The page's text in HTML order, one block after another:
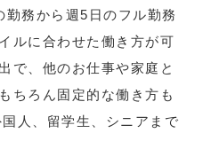
務から週5日のフル勤務
ルに合わせた働き方が可
で、他のお仕事や家庭と
ちろん固定的な働き方も
人、留学生、シニアまで